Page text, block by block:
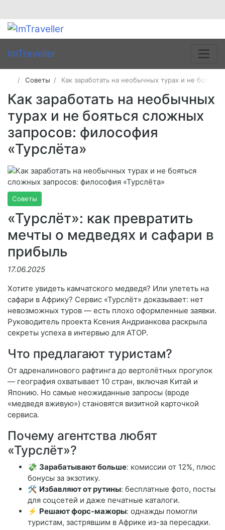
ImTraveller
Советы Как заработать на необычных турах и не
Как заработать на необычных
турах и не бояться сложных
запросов: философия
«Турслёта»
Советы
«Турслёт»: как превратить
мечты о медведях и сафари в
прибыль
17.06.2025
Хотите увидеть камчатского медведя? Или улететь на
сафари в Африку? Сервис «Турслёт» доказывает: нет
невозможных туров — есть плохо оформленные заявки.
Руководитель проекта Ксения Андрианкова раскрыла
секреты успеха в интервью для АТОР.
Что предлагают туристам?
От адреналинового рафтинга до вертолётных прогулок
— география охватывает 10 стран, включая Китай и
Японию. Но самые неожиданные запросы (вроде
«медведя вживую») становятся визитной карточкой
сервиса.
Почему агентства любят
«Турслёт»?
💸 Зарабатывают больше: комиссии от 12%, плюс
бонусы за экзотику.
🛠 Избавляют от рутины: бесплатные фото, посты
для соцсетей и даже печатные каталоги.
⚡ Решают форс-мажоры: однажды помогли
туристам, застрявшим в Африке из-за пересадки.